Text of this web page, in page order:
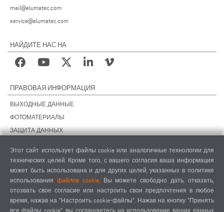
mail@elumatec.com
service@elumatec.com
НАЙДИТЕ НАС НА
ПРАВОВАЯ ИНФОРМАЦИЯ
ВЫХОДНЫЕ ДАННЫЕ
ФОТОМАТЕРИАЛЫ
ЗАЩИТА ДАННЫХ
ОБЩИЕ УСЛОВИЯ СДЕЛОК
ОБЩИЕ УСЛОВИЯ ПРОДАЖИ
НАСТРОЙКИ COOKIES
КОДЕКС ПОВЕДЕНИЯ ПОСТАВЩИКОВ
Этот сайт использует файлы cookie или аналогичные технологии для
технических целей. Кроме того, с вашего согласия ваша информация
может быть использована и для других целей, указанных в политике
использования файлов cookie. Вы можете свободно дать, отказать,
отозвать свое согласие или настроить свои предпочтения в любое
время, нажав на "Настроить cookie-файлы". Нажав на кнопку "Принять
все файлы cookie", вы соглашаетесь на использование ваших данных